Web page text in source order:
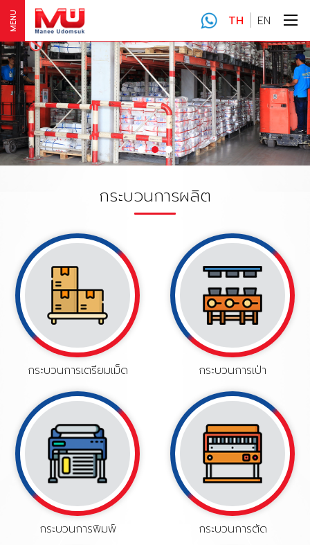
MENU TH EN
กระบวนการผลิต
กระบวนการเตรียมเม็ด กระบวนการเป่า
กระบวนการพิมพ์ กระบวนการตัด